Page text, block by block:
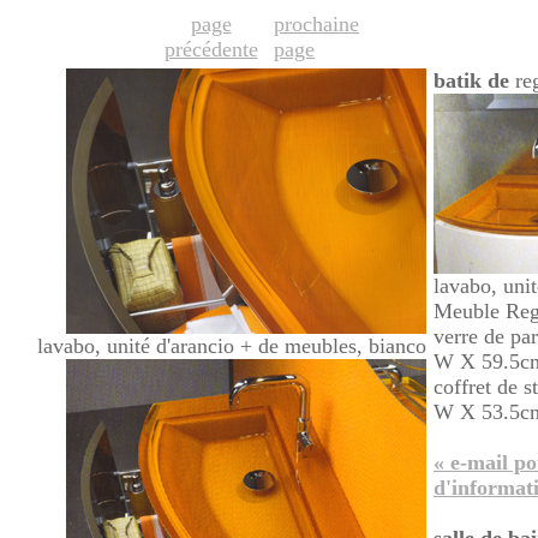
page
précédente
prochaine
page
lavabo, unité d'arancio + de meubles, bianco
batik de
lavabo,
Meuble
verre de
W X
coffret de
W X
« e-mail